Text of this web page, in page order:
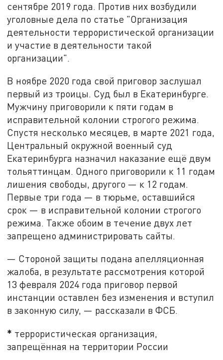
сентябре 2019 года. Против них возбудили
уголовные дела по статье "Организация
деятельности террористической организации
и участие в деятельности такой
организации".
В ноябре 2020 года свой приговор заслушал
первый из троицы. Суд был в Екатеринбурге.
Мужчину приговорили к пяти годам в
исправительной колонии строгого режима.
Спустя несколько месяцев, в марте 2021 года,
Центральный окружной военный суд
Екатеринбурга назначил наказание ещё двум
тольяттинцам. Одного приговорили к 11 годам
лишения свободы, другого — к 12 годам.
Первые три года — в тюрьме, оставшийся
срок — в исправительной колонии строгого
режима. Также обоим в течение двух лет
запрещено администрировать сайты.
— Стороной защиты подана апелляционная
жалоба, в результате рассмотрения которой
13 февраля 2024 года приговор первой
инстанции оставлен без изменения и вступил
в законную силу, — рассказали в ФСБ.
* террористическая организация,
запрещённая на территории России